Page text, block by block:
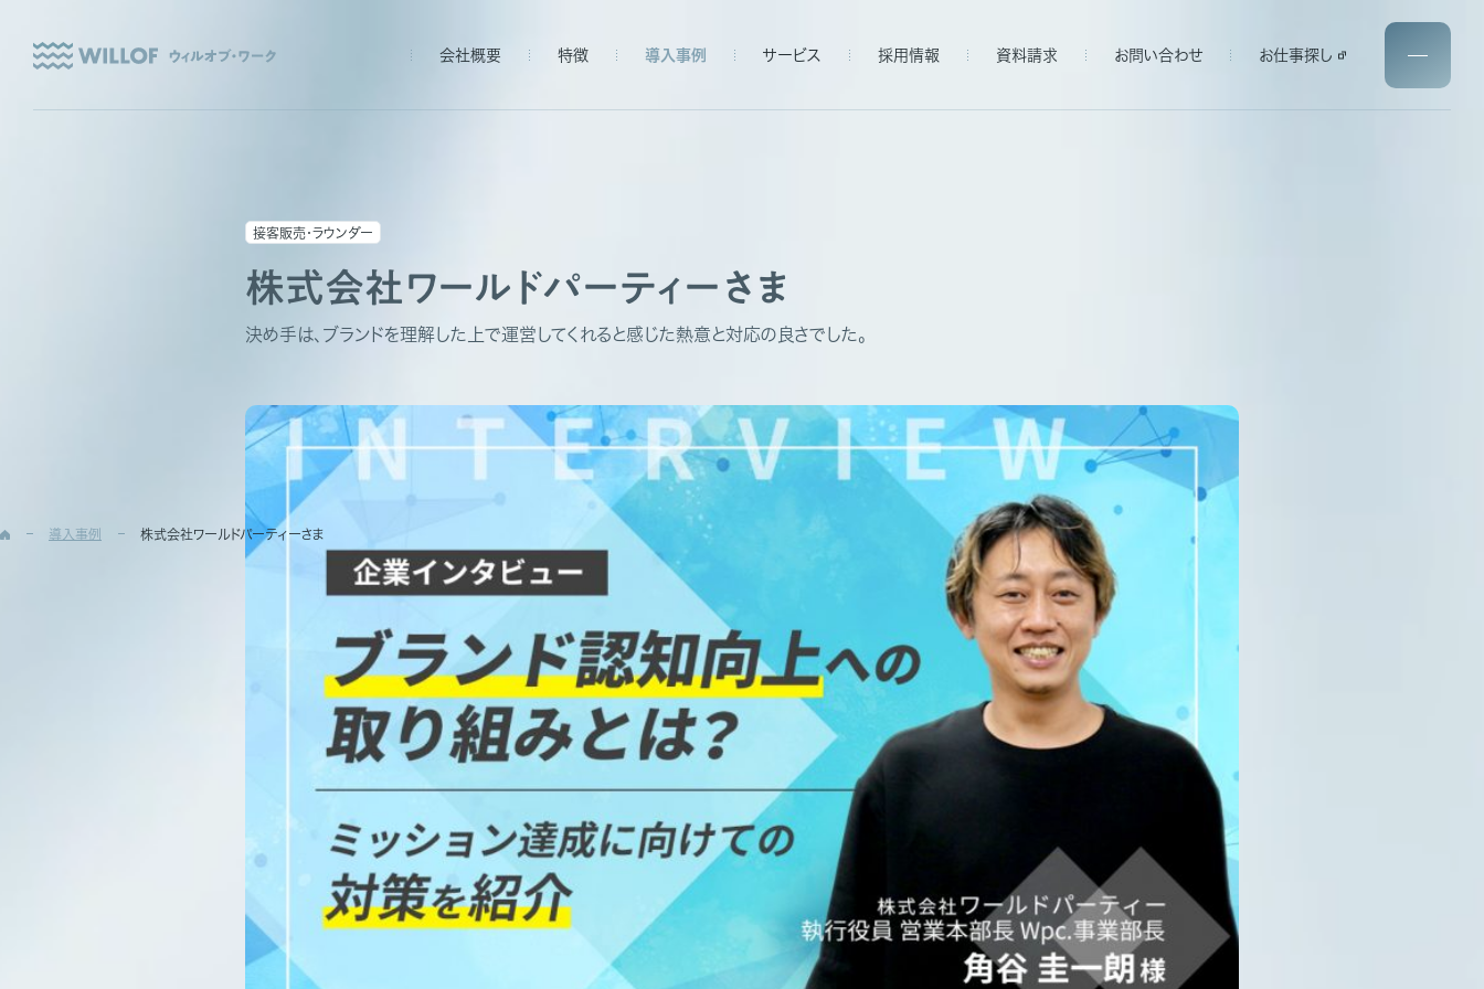
会社概要 特徴 導入事例 サービス 採用情報 資料請求 お問い合わせ お仕事探し
導入事例 株式会社ワールドパーティーさま
接客販売・ラウンダー
株式会社ワールドパーティーさま
決め手は、ブランドを理解した上で運営してくれると感じた熱意と対応の良さでした。